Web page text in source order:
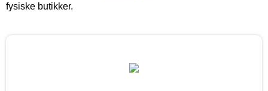
fysiske butikker.